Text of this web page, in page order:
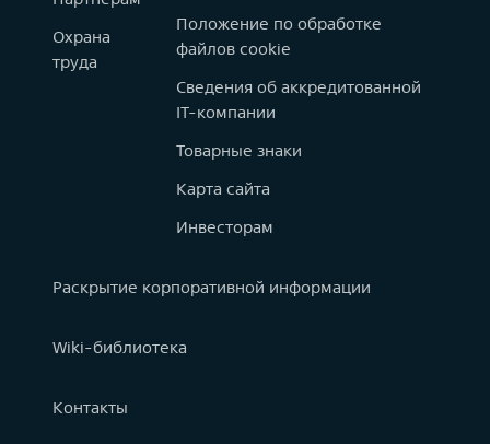
Охрана
труда
Положение по обработке
файлов cookie
Сведения об аккредитованной
IT-компании
Товарные знаки
Карта сайта
Инвесторам
Раскрытие корпоративной информации
Wiki-библиотека
Контакты